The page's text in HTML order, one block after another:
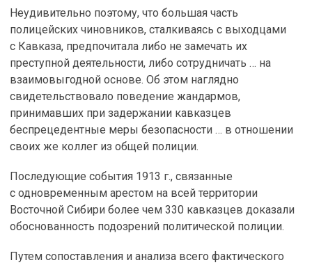
Неудивительно поэтому, что большая часть
полицейских чиновников, сталкиваясь с выходцами
с Кавказа, предпочитала либо не замечать их
преступной деятельности, либо сотрудничать … на
взаимовыгодной основе. Об этом наглядно
свидетельствовало поведение жандармов,
принимавших при задержании кавказцев
беспрецедентные меры безопасности … в отношении
своих же коллег из общей полиции.
Последующие события 1913 г., связанные
с одновременным арестом на всей территории
Восточной Сибири более чем 330 кавказцев доказали
обоснованность подозрений политической полиции.
Путем сопоставления и анализа всего фактического